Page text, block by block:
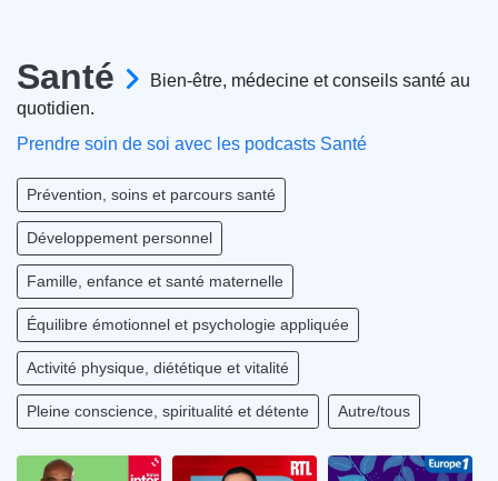
Santé
Bien-être, médecine et conseils santé au
quotidien.
Prendre soin de soi avec les podcasts Santé
Prévention, soins et parcours santé
Développement personnel
Famille, enfance et santé maternelle
Équilibre émotionnel et psychologie appliquée
Activité physique, diététique et vitalité
Pleine conscience, spiritualité et détente Autre/tous